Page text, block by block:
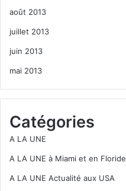
août 2013
juillet 2013
juin 2013
mai 2013
Catégories
A LA UNE
A LA UNE à Miami et en Floride
A LA UNE Actualité aux USA